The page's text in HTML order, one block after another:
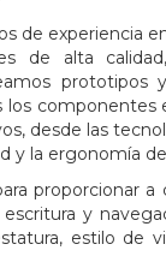
de experiencia
de alta
prototipos
componentes
desde las
y la ergonomía
proporcionar a
y
estilo de